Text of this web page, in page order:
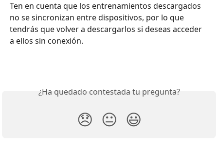
Ten en cuenta que los entrenamientos descargados
no se sincronizan entre dispositivos, por lo que
tendrás que volver a descargarlos si deseas acceder
a ellos sin conexión.
¿Ha quedado contestada tu pregunta?
😞 😐 😃